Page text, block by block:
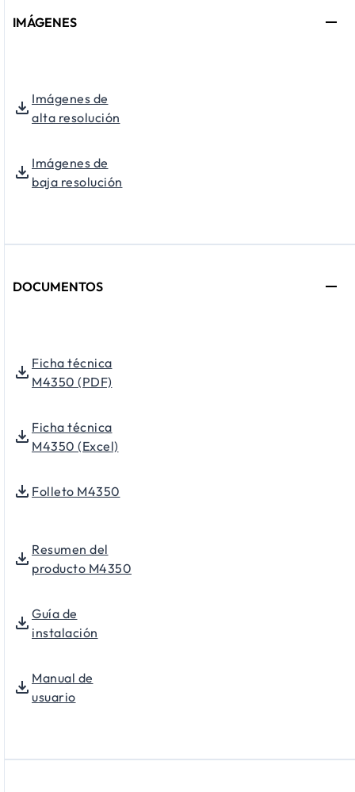
IMÁGENES
Imágenes de
alta resolución
Imágenes de
baja resolución
DOCUMENTOS
Ficha técnica
M4350 (PDF)
Ficha técnica
M4350 (Excel)
Folleto M4350
Resumen del
producto M4350
Guía de
instalación
Manual de
usuario